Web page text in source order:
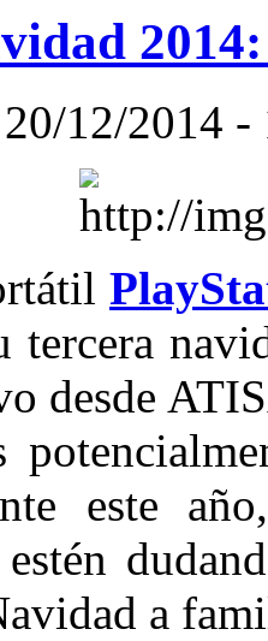
12/2014
tercera
desde
este
a